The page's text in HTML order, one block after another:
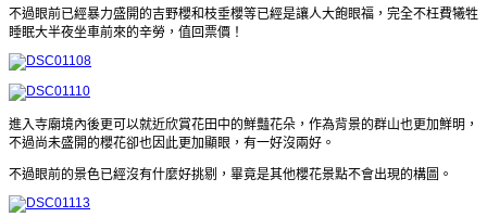
不過眼前已經暴力盛開的吉野櫻和枝垂櫻等已經是讓人大飽眼福，完全不枉費犧牲
睡眠大半夜坐車前來的辛勞，值回票價！
進入寺廟境內後更可以就近欣賞花田中的鮮豔花朵，作為背景的群山也更加鮮明，
不過尚未盛開的櫻花卻也因此更加顯眼，有一好沒兩好。
不過眼前的景色已經沒有什麼好挑剔，畢竟是其他櫻花景點不會出現的構圖。